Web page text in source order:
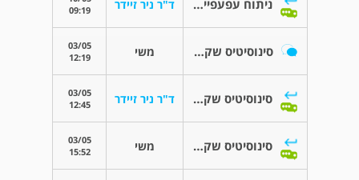
ניתוח עפעפיים עליונים ותחתונים ד"ר ניר זיידר
09:19
סינוסיטיס שקט שהשפיע על העין משי
03/05
12:19
סינוסיטיס שקט שהשפיע על העין ד"ר ניר זיידר
03/05
12:45
סינוסיטיס שקט שהשפיע על העין משי
03/05
15:52